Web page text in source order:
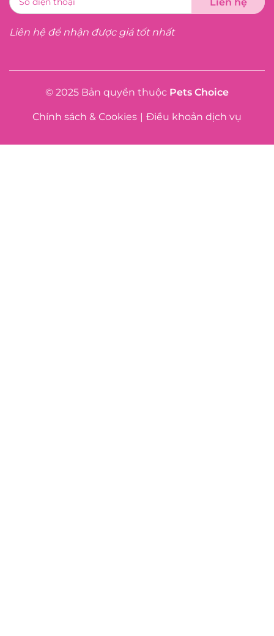
Liên hệ để nhận được giá tốt nhất
© 2025 Bản quyền thuộc Pets Choice
Chính sách & Cookies | Điều khoản dịch vụ